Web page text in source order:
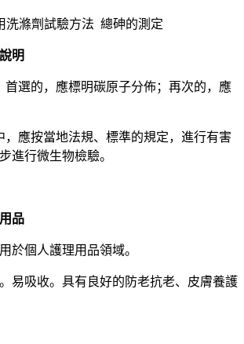
洗滌劑試驗方法 總砷的測定
明
首選的，應標明碳原子分佈；再次的，應
，應按當地法規、標準的規定，進行有害
進行微生物檢驗。
品
於個人護理用品領域。
易吸收。具有良好的防老抗老、皮膚養護